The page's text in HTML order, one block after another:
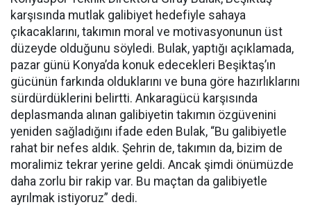
karşısında mutlak galibiyet hedefiyle sahaya
çıkacaklarını, takımın moral ve motivasyonunun üst
düzeyde olduğunu söyledi. Bulak, yaptığı açıklamada,
pazar günü Konya’da konuk edecekleri Beşiktaş’ın
gücünün farkında olduklarını ve buna göre hazırlıklarını
sürdürdüklerini belirtti. Ankaragücü karşısında
deplasmanda alınan galibiyetin takımın özgüvenini
yeniden sağladığını ifade eden Bulak, “Bu galibiyetle
rahat bir nefes aldık. Şehrin de, takımın da, bizim de
moralimiz tekrar yerine geldi. Ancak şimdi önümüzde
daha zorlu bir rakip var. Bu maçtan da galibiyetle
ayrılmak istiyoruz” dedi.